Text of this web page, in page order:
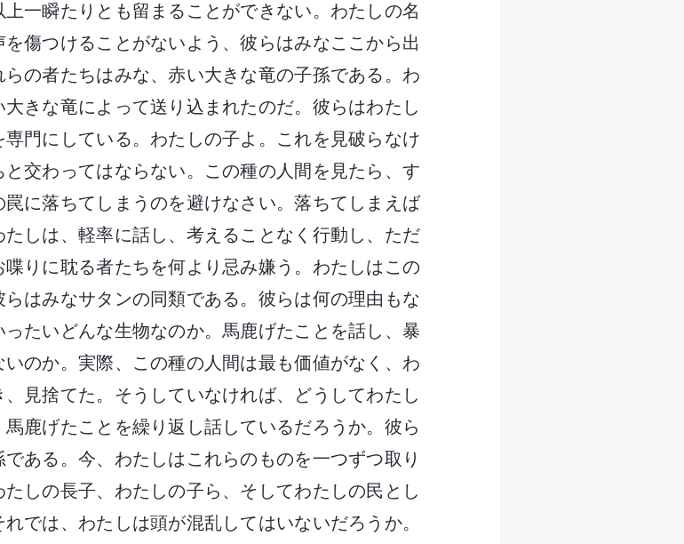
一瞬たりとも留まることができない。わたしの名
傷つけることがないよう、彼らはみなここから出
の者たちはみな、赤い大きな竜の子孫である。わ
きな竜によって送り込まれたのだ。彼らはわたし
門にしている。わたしの子よ。これを見破らなけ
交わってはならない。この種の人間を見たら、す
に落ちてしまうのを避けなさい。落ちてしまえば
しは、軽率に話し、考えることなく行動し、ただ
りに耽る者たちを何より忌み嫌う。わたしはこの
はみなサタンの同類である。彼らは何の理由もな
たいどんな生物なのか。馬鹿げたことを話し、暴
のか。実際、この種の人間は最も価値がなく、わ
見捨てた。そうしていなければ、どうしてわたし
鹿げたことを繰り返し話しているだろうか。彼ら
ある。今、わたしはこれらのものを一つずつ取り
しの長子、わたしの子ら、そしてわたしの民とし
では、わたしは頭が混乱してはいないだろうか。